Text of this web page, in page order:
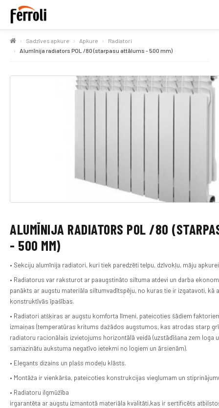
Sadzīves apkure Apkure
Radiatori
Alumīnija radiators POL /80 (starpasu attālums - 500 mm)
ALUMĪNIJA RADIATORS POL /80
- 500 MM)
• Sekciju alumīnija radiatori, kuri tiek paredzēti telpu, dzīvokļu, māju
• Radiatorus var raksturot ar paaugstināto siltuma atdevi un darba
panākts ar augstu materiāla siltumvadītspēju, no kuras tie ir izgatavoti, kā
konstruktīvās īpašības.
• Radiatori atšķiras ar augstu komforta līmeni, pateicoties šādiem
izmaiņas (temperatūras kritums dažādos augstumos, kas atrodas starp
radiatoru racionālais izvietojums horizontālā veidā (uzstādīšana zem loga
samazinātu aukstuma negatīvo ietekmi no logiem un ārsienām).
• Elegants dizains un plašs modeļu klāsts.
• Montāža ir vienkārša, pateicoties konstrukcijas vieglumam un
• Radiatoru ilgmūžība
irgarantēta ar augstu izmantotā materiāla kvalitāti,kas ir sertificēts